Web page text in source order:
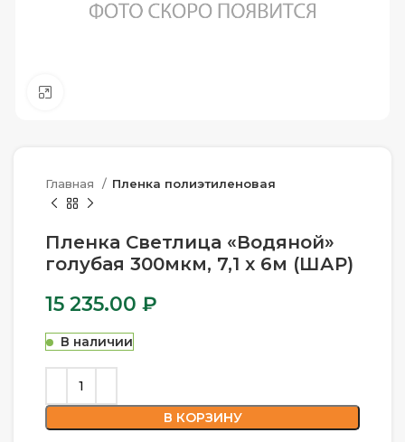
Главная Пленка полиэтиленовая
Пленка Светлица «Водяной»
голубая 300мкм, 7,1 х 6м (ШАР)
15 235.00 ₽
В наличии
В КОРЗИНУ